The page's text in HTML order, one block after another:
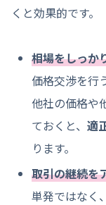
くと効果的です。
相場をしっか
価格交渉を行
他社の価格や
ておくと、適
ります。
取引の継続を
単発ではなく